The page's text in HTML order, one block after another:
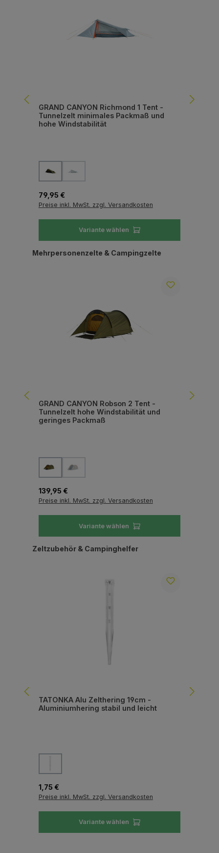
GRAND CANYON Richmond 1 Tent -
Tunnelzelt minimales Packmaß und
hohe Windstabilität
Farbe
Regulärer Preis:
79,95 €
Preise inkl. MwSt. zzgl. Versandkosten
Variante wählen
Produktgalerie überspringen
Mehrpersonenzelte & Campingzelte
GRAND CANYON Robson 2 Tent -
Tunnelzelt hohe Windstabilität und
geringes Packmaß
Farbe auswählen
(Diese Option ist zurzeit nicht verfügbar.)
Regulärer Preis:
139,95 €
Preise inkl. MwSt. zzgl. Versandkosten
Variante wählen
Produktgalerie überspringen
Zeltzubehör & Campinghelfer
TATONKA Alu Zelthering 19cm -
Aluminiumhering stabil und leicht
Regulärer Preis:
1,75 €
Preise inkl. MwSt. zzgl. Versandkosten
Variante wählen